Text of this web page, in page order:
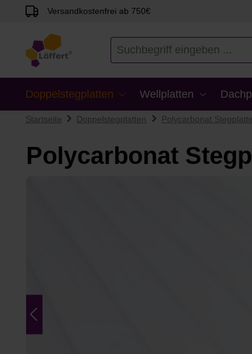
Zur Suche springen
Versandkostenfrei ab 750€
Doppelstegplatten Wellplatten
Startseite Doppelstegplatten Polycarbonat
Polycarbonat